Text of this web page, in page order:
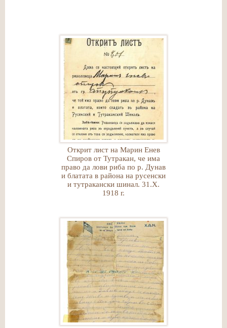
Открит лист на Марин Енев
Спиров от Тутракан, че има
право да лови риба по р. Дунав
и блатата в района на русенски
и тутракански шинал. 31.Х.
1918 г.